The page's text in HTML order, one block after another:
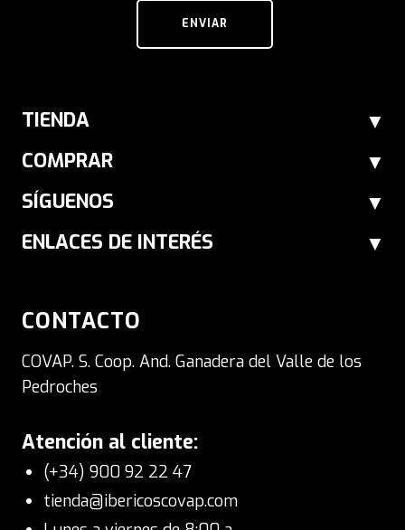
ENVIAR
TIENDA
COMPRAR
SÍGUENOS
ENLACES DE INTERÉS
CONTACTO
COVAP. S. Coop. And. Ganadera del Valle de los
Pedroches
Atención al cliente:
(+34) 900 92 22 47
tienda@ibericoscovap.com